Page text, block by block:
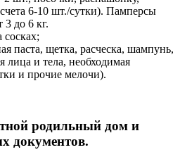
6-10 шт./сутки). Памперсы
3 до 6 кг.
паста, щетка, расческа, шампунь,
и тела, необходимая
и прочие мелочи).
родильный дом и
документов.